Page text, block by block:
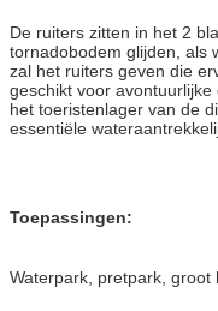
De ruiters zitten in het 2
tornadobodem glijden, als
zal het ruiters geven die
geschikt voor
het toeristenlager van de
essentiële
Toepassingen:
Waterpark, pretpark, groot